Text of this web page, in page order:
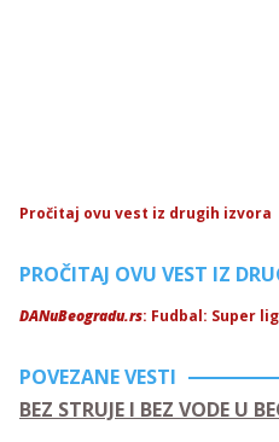
Pročitaj ovu vest iz drugih izvora
PROČITAJ OVU VEST IZ
DANuBeogradu.rs: Fudbal: Super
POVEZANE VESTI
BEZ STRUJE I BEZ VODE U